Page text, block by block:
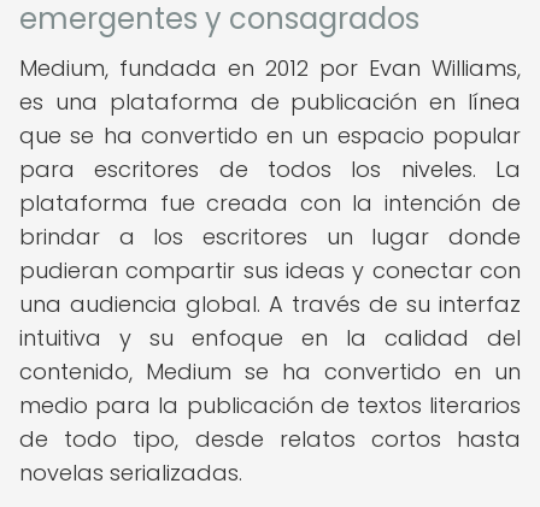
emergentes y consagrados
Medium, fundada en 2012 por Evan Williams,
es una plataforma de publicación en línea
que se ha convertido en un espacio popular
para escritores de todos los niveles. La
plataforma fue creada con la intención de
brindar a los escritores un lugar donde
pudieran compartir sus ideas y conectar con
una audiencia global. A través de su interfaz
intuitiva y su enfoque en la calidad del
contenido, Medium se ha convertido en un
medio para la publicación de textos literarios
de todo tipo, desde relatos cortos hasta
novelas serializadas.